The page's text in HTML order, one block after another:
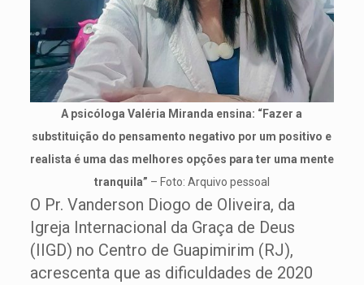
A psicóloga Valéria Miranda ensina: “Fazer a
substituição do pensamento negativo por um positivo e
realista é uma das melhores opções para ter uma mente
tranquila” – Foto: Arquivo pessoal
O Pr. Vanderson Diogo de Oliveira, da
Igreja Internacional da Graça de Deus
(IIGD) no Centro de Guapimirim (RJ),
acrescenta que as dificuldades de 2020